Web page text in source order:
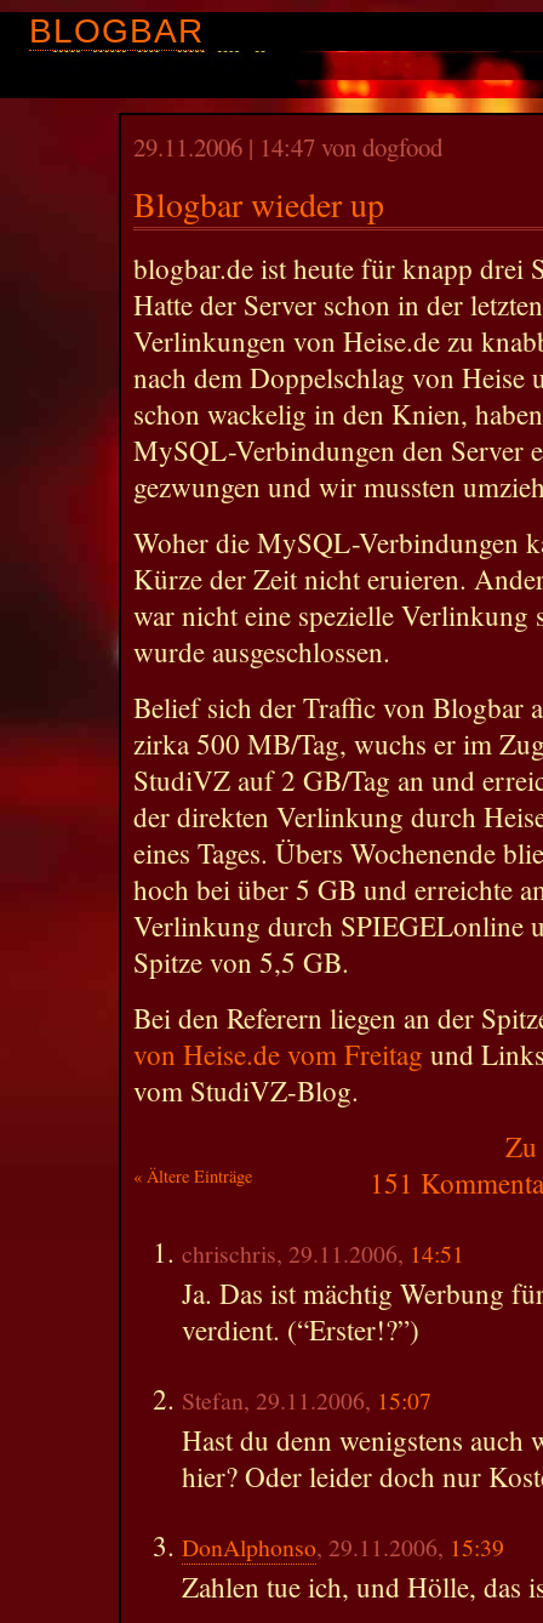
BLOGBAR
29.11.2006 | 14:47 von dogfood
Blogbar wieder up
blogbar.de ist heute für knapp drei
Hatte der Server schon in der
Verlinkungen von Heise.de zu
nach dem Doppelschlag von Heise
schon wackelig in den Knien,
MySQL-Verbindungen den Server
gezwungen und wir mussten
Woher die MySQL-Verbindungen
Kürze der Zeit nicht eruieren.
war nicht eine spezielle Verlinkung
wurde ausgeschlossen.
Belief sich der Traffic von Blogbar
zirka 500 MB/Tag, wuchs er im
StudiVZ auf 2 GB/Tag an und
der direkten Verlinkung durch
eines Tages. Übers Wochenende
hoch bei über 5 GB und erreichte
Verlinkung durch SPIEGELonline
Spitze von 5,5 GB.
Bei den Referern liegen an der
von Heise.de vom Freitag und
vom StudiVZ-Blog.
Zu
« Ältere Einträge 151
chrischris, 29.11.2006, 14:51
Ja. Das ist mächtig Werbung
verdient. (“Erster!?”)
Stefan, 29.11.2006, 15:07
Hast du denn wenigstens auch
hier? Oder leider doch nur
DonAlphonso, 29.11.2006, 15:39
Zahlen tue ich, und Hölle, das